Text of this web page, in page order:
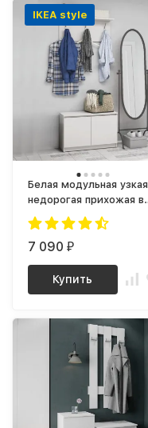
IKEA style
Белая модульная узкая
недорогая прихожая в
маленький коридор -
вешалка и тумба-
обувница, СИТИ
7 090₽
Купить